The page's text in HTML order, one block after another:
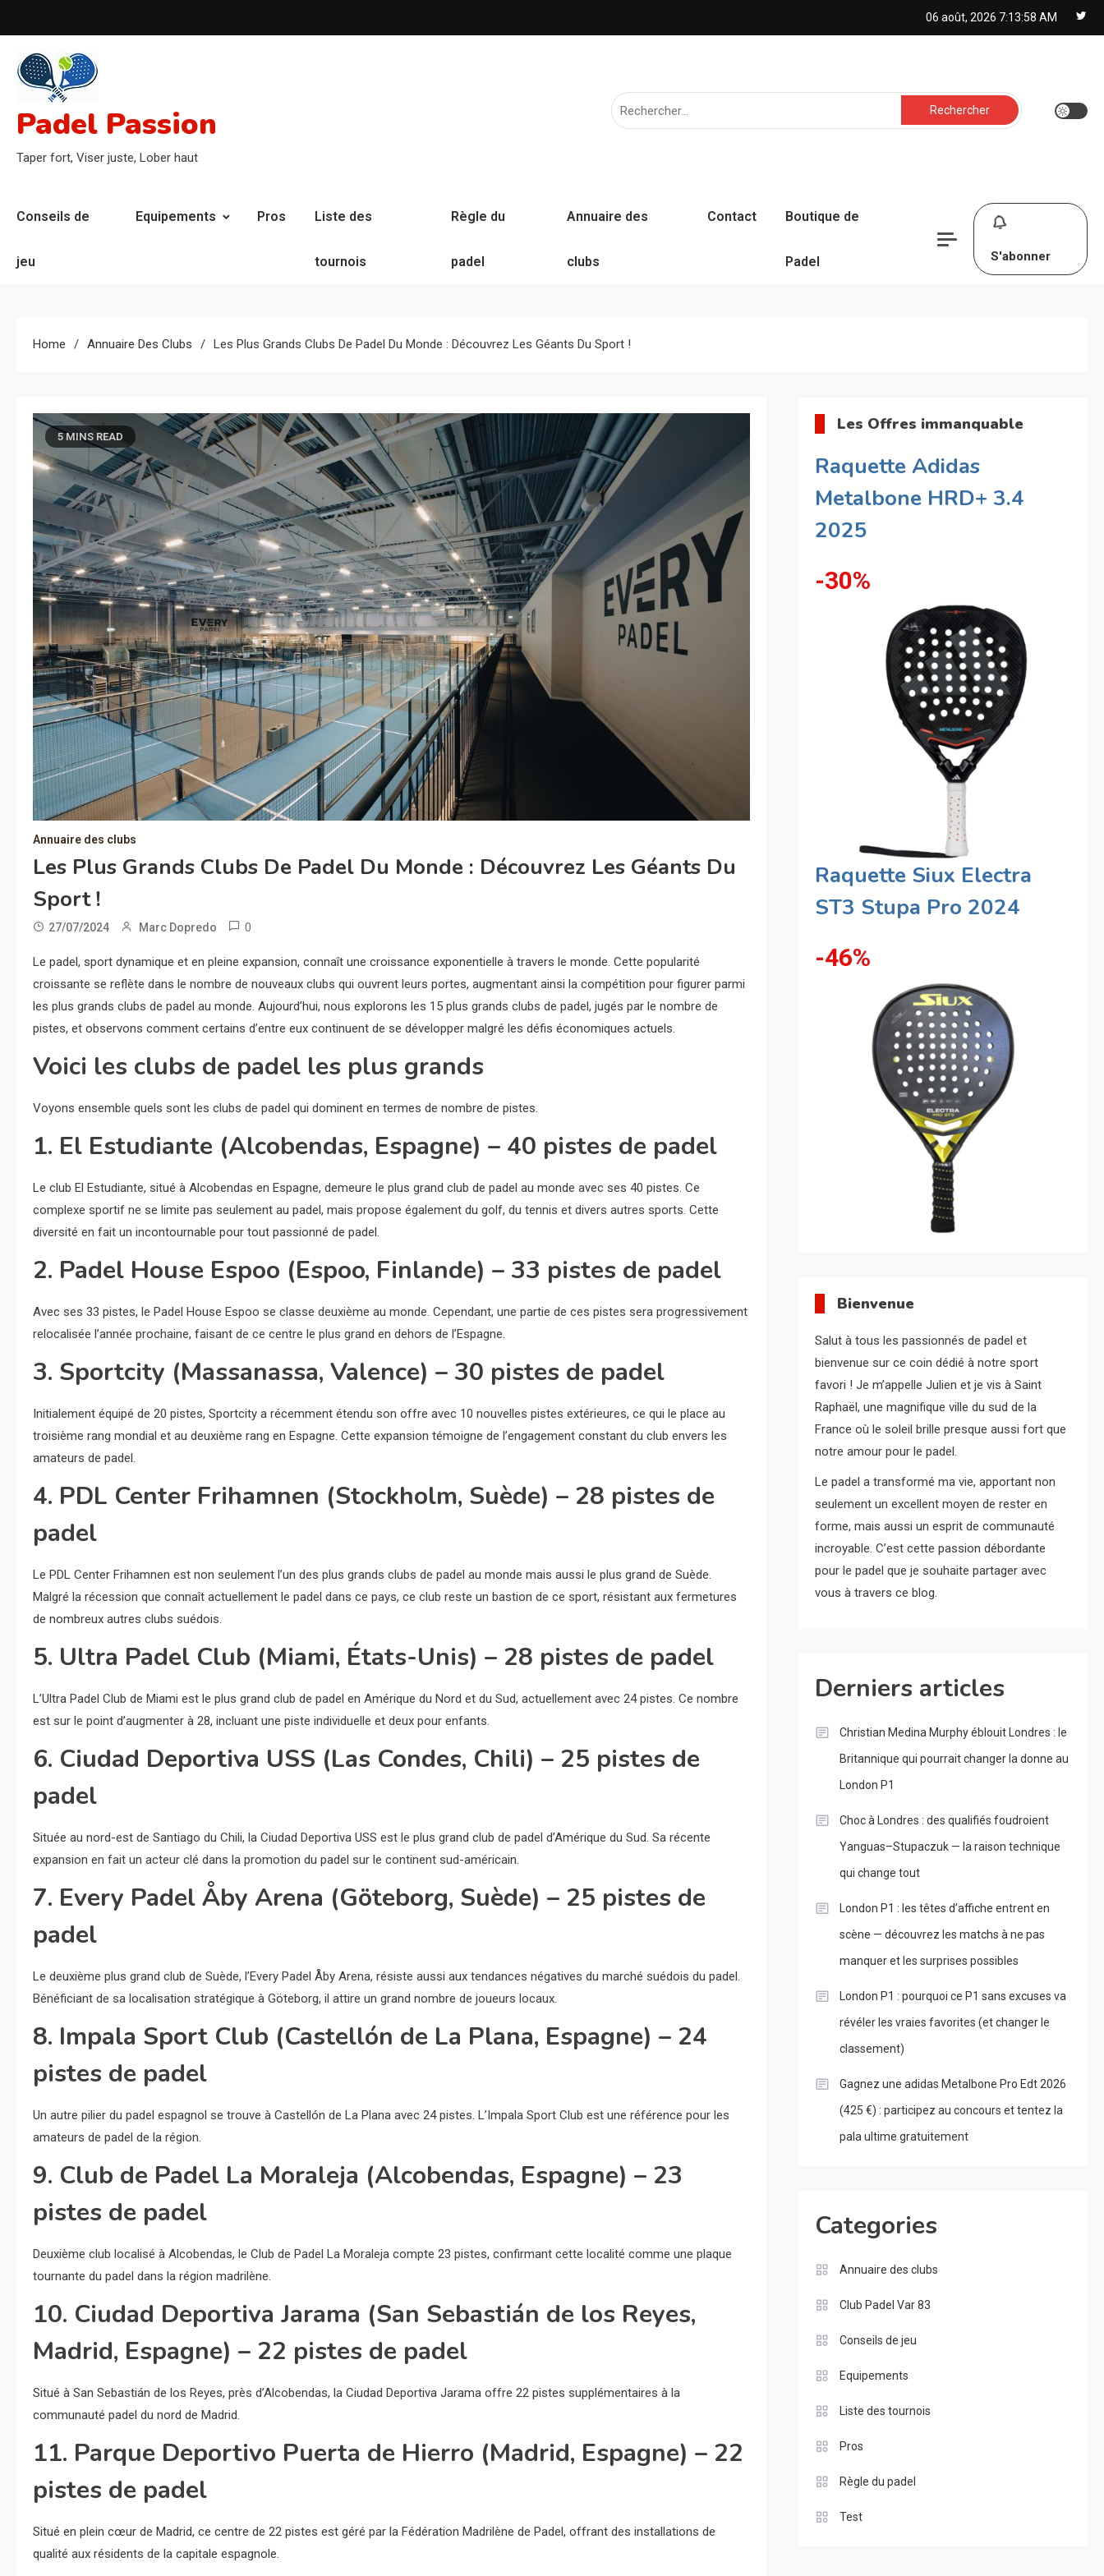
to
content
06 août, 2026 7:13:59 AM
Padel Passion
Taper fort, Viser juste, Lober haut
Rechercher :
Conseils de
jeu
Equipements Pros Liste des
tournois
Règle du
padel
Annuaire des
clubs
Contact Boutique de
Padel S'abonner
Home Annuaire Des Clubs Les Plus Grands Clubs De Padel Du Monde : Découvrez Les Géants Du Sport !
5 MINS READ
Annuaire des clubs
Les Plus Grands Clubs De Padel Du Monde : Découvrez Les Géants Du
Sport !
27/07/2024 Marc Dopredo 0
Le padel, sport dynamique et en pleine expansion, connaît une croissance exponentielle à travers le monde. Cette popularité
croissante se reflète dans le nombre de nouveaux clubs qui ouvrent leurs portes, augmentant ainsi la compétition pour figurer parmi
les plus grands clubs de padel au monde. Aujourd’hui, nous explorons les 15 plus grands clubs de padel, jugés par le nombre de
pistes, et observons comment certains d’entre eux continuent de se développer malgré les défis économiques actuels.
Voici les clubs de padel les plus grands
Voyons ensemble quels sont les clubs de padel qui dominent en termes de nombre de pistes.
1. El Estudiante (Alcobendas, Espagne) – 40 pistes de padel
Le club El Estudiante, situé à Alcobendas en Espagne, demeure le plus grand club de padel au monde avec ses 40 pistes. Ce
complexe sportif ne se limite pas seulement au padel, mais propose également du golf, du tennis et divers autres sports. Cette
diversité en fait un incontournable pour tout passionné de padel.
2. Padel House Espoo (Espoo, Finlande) – 33 pistes de padel
Avec ses 33 pistes, le Padel House Espoo se classe deuxième au monde. Cependant, une partie de ces pistes sera progressivement
relocalisée l’année prochaine, faisant de ce centre le plus grand en dehors de l’Espagne.
3. Sportcity (Massanassa, Valence) – 30 pistes de padel
Initialement équipé de 20 pistes, Sportcity a récemment étendu son offre avec 10 nouvelles pistes extérieures, ce qui le place au
troisième rang mondial et au deuxième rang en Espagne. Cette expansion témoigne de l’engagement constant du club envers les
amateurs de padel.
4. PDL Center Frihamnen (Stockholm, Suède) – 28 pistes de
padel
Le PDL Center Frihamnen est non seulement l’un des plus grands clubs de padel au monde mais aussi le plus grand de Suède.
Malgré la récession que connaît actuellement le padel dans ce pays, ce club reste un bastion de ce sport, résistant aux fermetures
de nombreux autres clubs suédois.
5. Ultra Padel Club (Miami, États-Unis) – 28 pistes de padel
L’Ultra Padel Club de Miami est le plus grand club de padel en Amérique du Nord et du Sud, actuellement avec 24 pistes. Ce nombre
est sur le point d’augmenter à 28, incluant une piste individuelle et deux pour enfants.
6. Ciudad Deportiva USS (Las Condes, Chili) – 25 pistes de
padel
Située au nord-est de Santiago du Chili, la Ciudad Deportiva USS est le plus grand club de padel d’Amérique du Sud. Sa récente
expansion en fait un acteur clé dans la promotion du padel sur le continent sud-américain.
7. Every Padel Åby Arena (Göteborg, Suède) – 25 pistes de
padel
Le deuxième plus grand club de Suède, l’Every Padel Åby Arena, résiste aussi aux tendances négatives du marché suédois du padel.
Bénéficiant de sa localisation stratégique à Göteborg, il attire un grand nombre de joueurs locaux.
8. Impala Sport Club (Castellón de La Plana, Espagne) – 24
pistes de padel
Un autre pilier du padel espagnol se trouve à Castellón de La Plana avec 24 pistes. L’Impala Sport Club est une référence pour les
amateurs de padel de la région.
9. Club de Padel La Moraleja (Alcobendas, Espagne) – 23
pistes de padel
Deuxième club localisé à Alcobendas, le Club de Padel La Moraleja compte 23 pistes, confirmant cette localité comme une plaque
tournante du padel dans la région madrilène.
10. Ciudad Deportiva Jarama (San Sebastián de los Reyes,
Madrid, Espagne) – 22 pistes de padel
Situé à San Sebastián de los Reyes, près d’Alcobendas, la Ciudad Deportiva Jarama offre 22 pistes supplémentaires à la
communauté padel du nord de Madrid.
11. Parque Deportivo Puerta de Hierro (Madrid, Espagne) – 22
pistes de padel
Situé en plein cœur de Madrid, ce centre de 22 pistes est géré par la Fédération Madrilène de Padel, offrant des installations de
qualité aux résidents de la capitale espagnole.
Les Offres immanquable
Raquette Adidas
Metalbone HRD+ 3.4
2025
-30%
Raquette Siux Electra
ST3 Stupa Pro 2024
-46%
Bienvenue
Salut à tous les passionnés de padel et
bienvenue sur ce coin dédié à notre sport
favori ! Je m’appelle Julien et je vis à Saint
Raphaël, une magnifique ville du sud de la
France où le soleil brille presque aussi fort que
notre amour pour le padel.
Le padel a transformé ma vie, apportant non
seulement un excellent moyen de rester en
forme, mais aussi un esprit de communauté
incroyable. C’est cette passion débordante
pour le padel que je souhaite partager avec
vous à travers ce blog.
Derniers articles
Christian Medina Murphy éblouit Londres : le
Britannique qui pourrait changer la donne au
London P1
Choc à Londres : des qualifiés foudroient
Yanguas–Stupaczuk — la raison technique
qui change tout
London P1 : les têtes d’affiche entrent en
scène — découvrez les matchs à ne pas
manquer et les surprises possibles
London P1 : pourquoi ce P1 sans excuses va
révéler les vraies favorites (et changer le
classement)
Gagnez une adidas Metalbone Pro Edt 2026
(425 €) : participez au concours et tentez la
pala ultime gratuitement
Categories
Annuaire des clubs
Club Padel Var 83
Conseils de jeu
Equipements
Liste des tournois
Pros
Règle du padel
Test